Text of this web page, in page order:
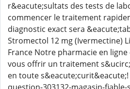
r&eacute;sultats des tests de
commencer le traitement
diagnostic exact sera
Stromectol 12 mg (Ivermectine)
France Notre pharmacie en
vous offrir un traitement
en toute